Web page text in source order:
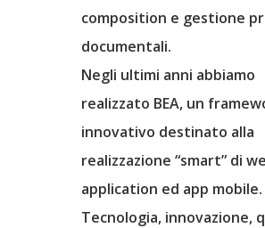
composition e gestione
documentali.
Negli ultimi anni abbiamo
realizzato BEA, un
innovativo destinato alla
realizzazione “smart” di
application ed app mobile.
Tecnologia, innovazione,